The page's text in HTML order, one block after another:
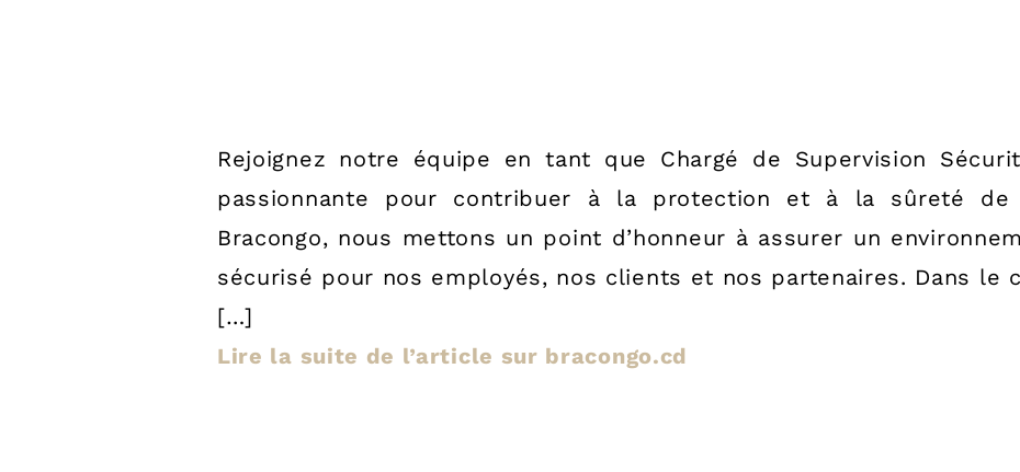
Rejoignez notre équipe en tant que Chargé de Supervision
passionnante pour contribuer à la protection et à la sûreté de
Bracongo, nous mettons un point d’honneur à assurer un
sécurisé pour nos employés, nos clients et nos partenaires. Dans le
[…]
Lire la suite de l’article sur bracongo.cd